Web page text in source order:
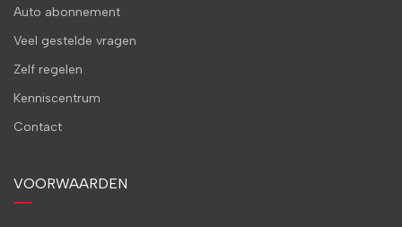
Auto abonnement
Veel gestelde vragen
Zelf regelen
Kenniscentrum
Contact
VOORWAARDEN